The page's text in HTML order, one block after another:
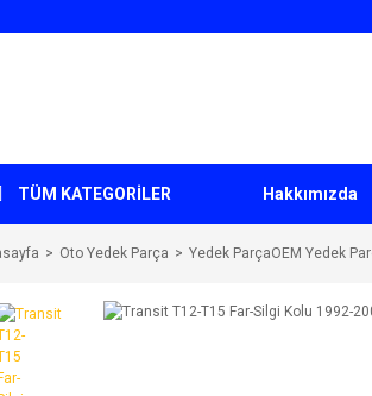
TÜM KATEGORİLER Hakkımızda
Oto Yedek Parça Yedek ParçaOEM Yedek